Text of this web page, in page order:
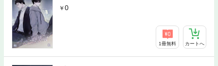
0
1冊無料 カートへ